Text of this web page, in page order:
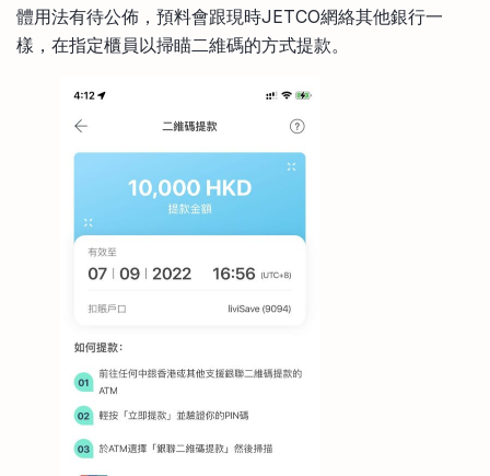
體用法有待公佈，預料會跟現時JETCO網絡其他銀行一
樣，在指定櫃員以掃瞄二維碼的方式提款。